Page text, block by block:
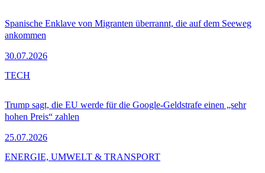
Spanische Enklave von Migranten überrannt, die auf dem Seeweg
ankommen
30.07.2026
Trump sagt, die EU werde für die Google-Geldstrafe einen „sehr
hohen Preis“ zahlen
25.07.2026
TECH
ENERGIE, UMWELT & TRANSPORT